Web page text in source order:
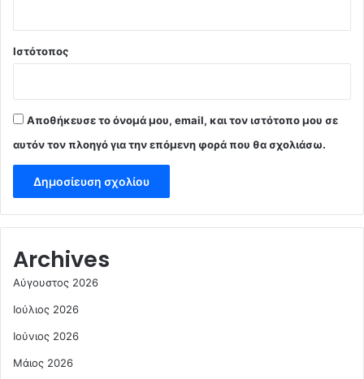
Ιστότοπος
Αποθήκευσε το όνομά μου, email, και τον ιστότοπο μου σε
αυτόν τον πλοηγό για την επόμενη φορά που θα σχολιάσω.
Archives
Αύγουστος 2026
Ιούλιος 2026
Ιούνιος 2026
Μάιος 2026